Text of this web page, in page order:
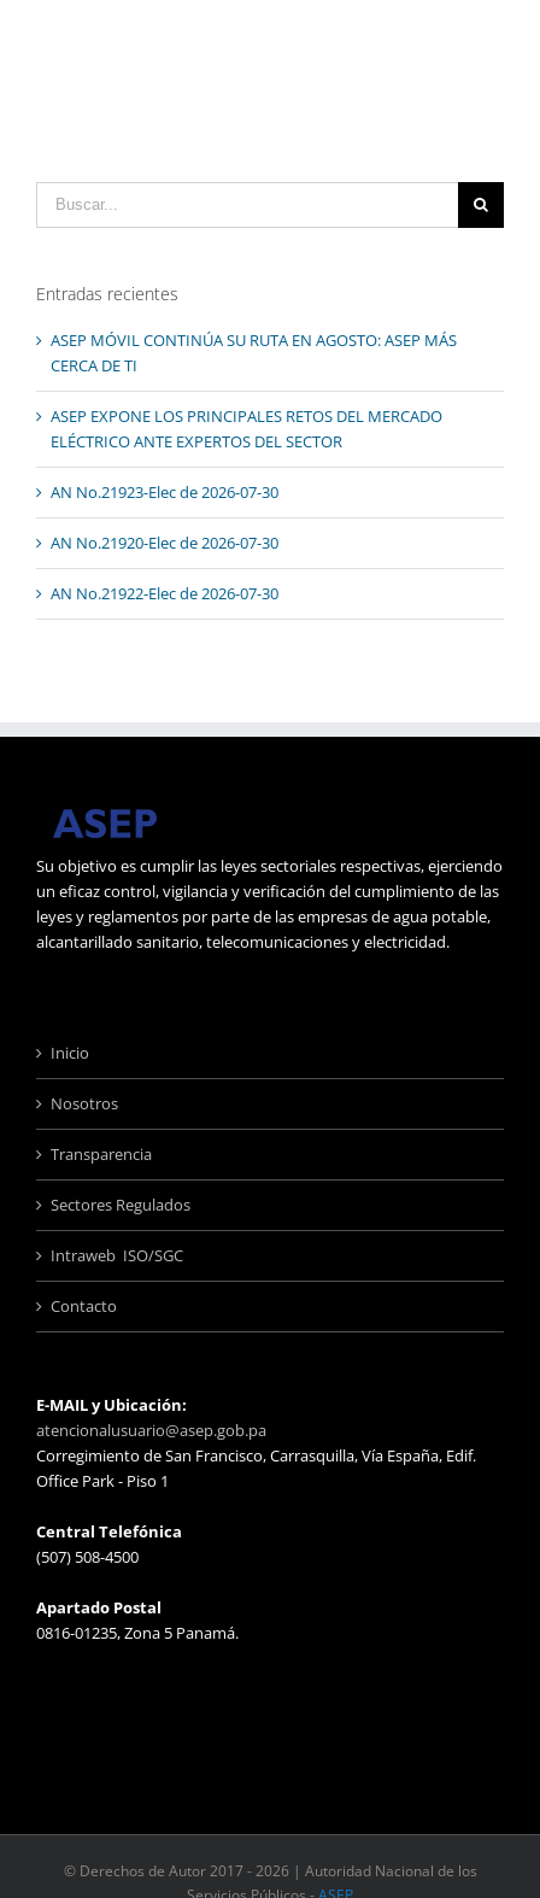
Entradas recientes
ASEP MÓVIL CONTINÚA SU RUTA EN AGOSTO: ASEP MÁS
CERCA DE TI
ASEP EXPONE LOS PRINCIPALES RETOS DEL MERCADO
ELÉCTRICO ANTE EXPERTOS DEL SECTOR
AN No.21923-Elec de 2026-07-30
AN No.21920-Elec de 2026-07-30
AN No.21922-Elec de 2026-07-30
Su objetivo es cumplir las leyes sectoriales respectivas, ejerciendo
un eficaz control, vigilancia y verificación del cumplimiento de las
leyes y reglamentos por parte de las empresas de agua potable,
alcantarillado sanitario, telecomunicaciones y electricidad.
Inicio
Nosotros
Transparencia
Sectores Regulados
Intraweb ISO/SGC
Contacto
E-MAIL y Ubicación:
atencionalusuario@asep.gob.pa
Corregimiento de San Francisco, Carrasquilla, Vía España, Edif.
Office Park - Piso 1
Central Telefónica
(507) 508-4500
Apartado Postal
0816-01235, Zona 5 Panamá.
© Derechos de Autor 2017 -2026 | Autoridad Nacional de los